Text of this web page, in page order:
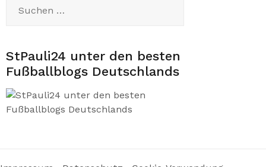
nach:
StPauli24 unter den besten
Fußballblogs Deutschlands